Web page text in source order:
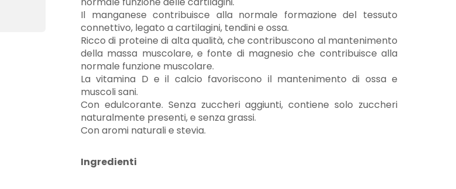
Il manganese contribuisce alla normale formazione del tessuto
connettivo, legato a cartilagini, tendini e ossa.
Ricco di proteine di alta qualità, che contribuscono al mantenimento
della massa muscolare, e fonte di magnesio che contribuisce alla
normale funzione muscolare.
La vitamina D e il calcio favoriscono il mantenimento di ossa e
muscoli sani.
Con edulcorante. Senza zuccheri aggiunti, contiene solo zuccheri
naturalmente presenti, e senza grassi.
Con aromi naturali e stevia.
Ingredienti